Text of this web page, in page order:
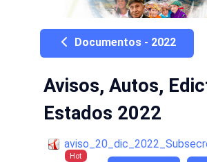
Documentos - 2022
Avisos, Autos,
Estados 2022
Hot